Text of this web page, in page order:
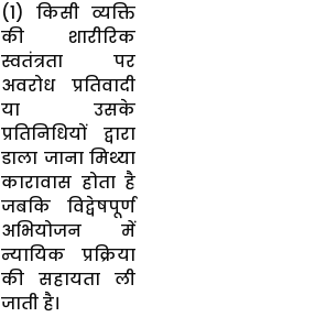
(1) किसी व्यक्ति
की शारीरिक
स्वतंत्रता पर
अवरोध प्रतिवादी
या उसके
प्रतिनिधियों द्वारा
डाला जाना मिथ्या
कारावास होता है
जबकि विद्वेषपूर्ण
अभियोजन में
न्यायिक प्रक्रिया
की सहायता ली
जाती है।